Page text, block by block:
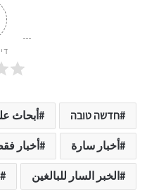
חדשה טובה أبحاث
أخبار سارة أخبار
الخبر السار للبالغين